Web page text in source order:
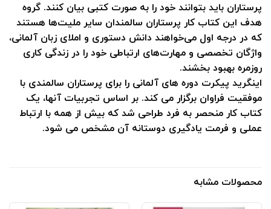
پرستاران باید بتوانند خود را به صورت کتبی بیان کنند. گروه
هدف این کتاب کار پرستاران سالمندان سایر ملیت‌ها هستند
که در درجه اول می‌خواهند دانش دستوری و املای زبان آلمانی،
واژگان تخصصی و مهارت‌های ارتباطی خود را در زندگی کاری
روزمره بهبود بخشند.
اینگرید پیکرت دوره های آلمانی را برای پرستاران سالمندی با
موفقیت فراوان برگزار می کند. بر اساس تجربیات آنها، یک
کتاب کار منحصر به فرد طراحی شد که بیش از همه با ارتباط
عملی و فرمت یادگیری دوستانه آن مشخص می شود.
محصولات مشابه